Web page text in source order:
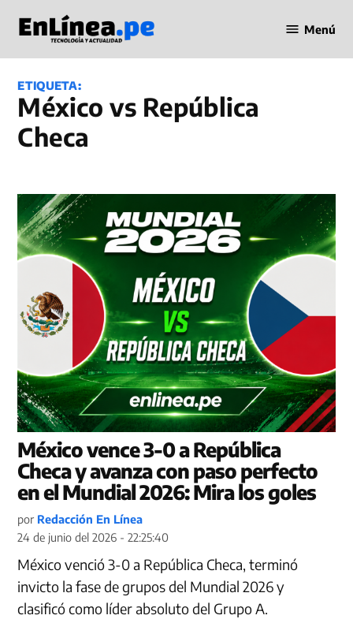
contenido
en Línea
Menú
ETIQUETA:
México vs República
Checa
México vence 3-0 a República
Checa y avanza con paso perfecto
en el Mundial 2026: Mira los goles
por Redacción En Línea
24 de junio del 2026 - 22:25:40
México venció 3-0 a República Checa, terminó
invicto la fase de grupos del Mundial 2026 y
clasificó como líder absoluto del Grupo A.